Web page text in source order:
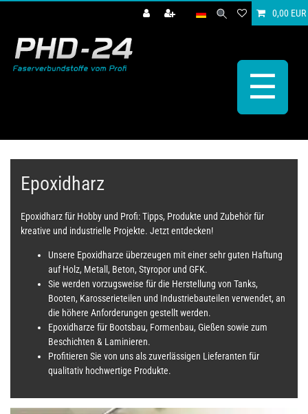
0,00 EUR
☰
Epoxidharz
Epoxidharz für Hobby und Profi: Tipps, Produkte und Zubehör für
kreative und industrielle Projekte. Jetzt entdecken!
Unsere Epoxidharze überzeugen mit einer sehr guten Haftung
auf Holz, Metall, Beton, Styropor und GFK.
Sie werden vorzugsweise für die Herstellung von Tanks,
Booten, Karosserieteilen und Industriebauteilen verwendet, an
die höhere Anforderungen gestellt werden.
Epoxidharze für Bootsbau, Formenbau, Gießen sowie zum
Beschichten & Laminieren.
Profitieren Sie von uns als zuverlässigen Lieferanten für
qualitativ hochwertige Produkte.